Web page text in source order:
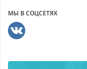
МЫ В СОЦСЕТЯХ